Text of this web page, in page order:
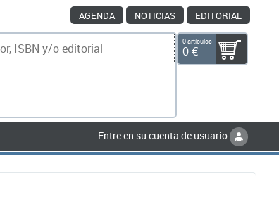
AGENDA NOTICIAS EDITORIAL
0 artículos
0 €
Entre en su cuenta de usuario